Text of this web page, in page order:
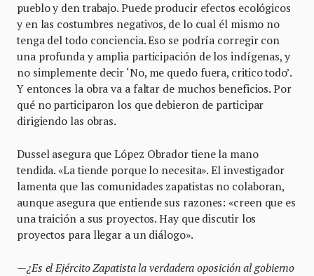
pueblo y den trabajo. Puede producir efectos ecológicos
y en las costumbres negativos, de lo cual él mismo no
tenga del todo conciencia. Eso se podría corregir con
una profunda y amplia participación de los indígenas, y
no simplemente decir ‘No, me quedo fuera, critico todo’.
Y entonces la obra va a faltar de muchos beneficios. Por
qué no participaron los que debieron de participar
dirigiendo las obras.
Dussel asegura que López Obrador tiene la mano
tendida. «La tiende porque lo necesita». El investigador
lamenta que las comunidades zapatistas no colaboran,
aunque asegura que entiende sus razones: «creen que es
una traición a sus proyectos. Hay que discutir los
proyectos para llegar a un diálogo».
—¿Es el Ejército Zapatista la verdadera oposición al gobierno